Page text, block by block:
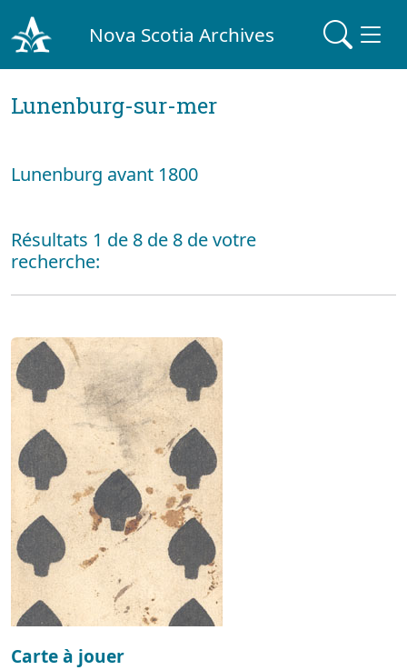
Nova Scotia Archives
Lunenburg-sur-mer
Lunenburg avant 1800
Résultats 1 de 8 de 8 de votre
recherche:
Carte à jouer